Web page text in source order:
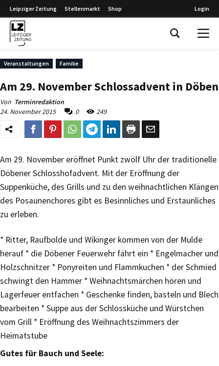
Leipziger Zeitung Stellenmarkt Shop Login
Veranstaltungen Familie
Am 29. November Schlossadvent in Döben
Von Terminredaktion
24. November 2015
0 249
Am 29. November eröffnet Punkt zwölf Uhr der traditionelle
Döbener Schlosshofadvent. Mit der Eröffnung der
Suppenküche, des Grills und zu den weihnachtlichen Klängen
des Posaunenchores gibt es Besinnliches und Erstaunliches
zu erleben.
* Ritter, Raufbolde und Wikinger kommen von der Mulde
herauf * die Döbener Feuerwehr fährt ein * Engelmacher und
Holzschnitzer * Ponyreiten und Flammkuchen * der Schmied
schwingt den Hammer * Weihnachtsmärchen hören und
Lagerfeuer entfachen * Geschenke finden, basteln und Blech
bearbeiten * Suppe aus der Schlossküche und Würstchen
vom Grill * Eröffnung des Weihnachtszimmers der
Heimatstube
Gutes für Bauch und Seele: